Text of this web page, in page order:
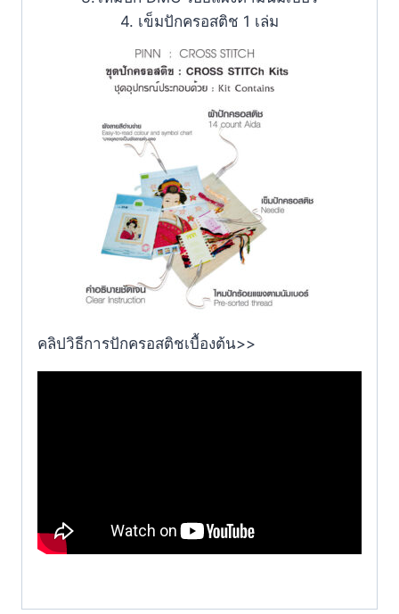
4. เข็มปักครอสติช 1 เล่ม
คลิปวิธีการปักครอสติชเบื้องต้น>>